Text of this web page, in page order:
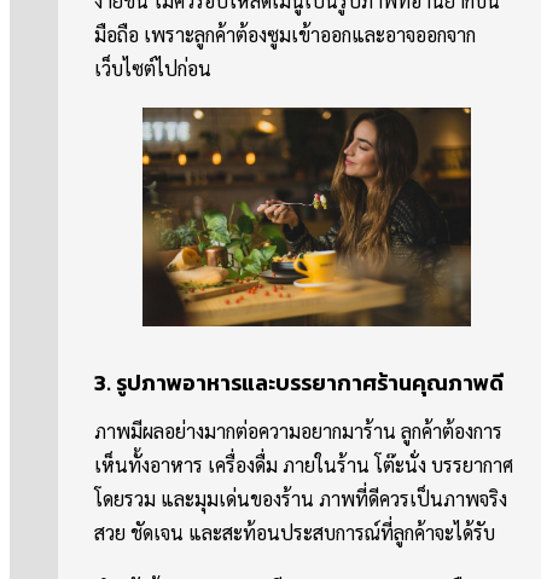
มือถือ เพราะลูกค้าต้องซูมเข้าออกและอาจออกจาก
เว็บไซต์ไปก่อน
3. รูปภาพอาหารและบรรยากาศร้านคุณภาพดี
ภาพมีผลอย่างมากต่อความอยากมาร้าน ลูกค้าต้องการ
เห็นทั้งอาหาร เครื่องดื่ม ภายในร้าน โต๊ะนั่ง บรรยากาศ
โดยรวม และมุมเด่นของร้าน ภาพที่ดีควรเป็นภาพจริง
สวย ชัดเจน และสะท้อนประสบการณ์ที่ลูกค้าจะได้รับ